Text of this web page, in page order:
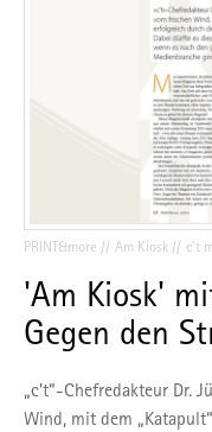
PRINT&more Am Kiosk c’t
'Am Kiosk'
Gegen den
„c’t“-Chefredakteur Dr.
Wind, mit dem